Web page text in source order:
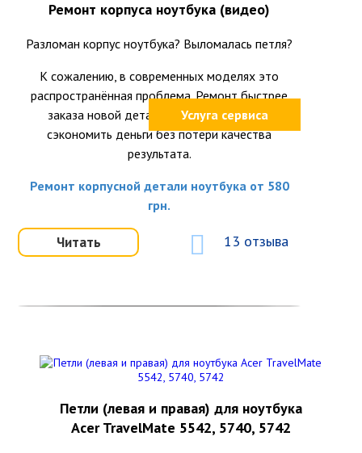
Услуга сервиса
Ремонт корпуса ноутбука (видео)
Разломан корпус ноутбука? Выломалась петля?
К сожалению, в современных моделях это
распространённая проблема. Ремонт быстрее
заказа новой детали и часто позволяет
сэкономить деньги без потери качества
результата.
Ремонт корпусной детали ноутбука от 580
грн.
Читать 13 отзыва
Петли (левая и правая) для ноутбука
Acer TravelMate 5542, 5740, 5742